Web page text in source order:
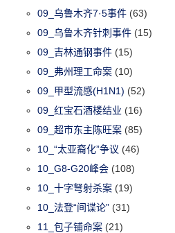
09_乌鲁木齐7·5事件 (63)
09_乌鲁木齐针刺事件 (15)
09_吉林通钢事件 (15)
09_弗州理工命案 (10)
09_甲型流感(H1N1) (52)
09_红宝石酒楼结业 (16)
09_超市东主陈旺案 (85)
10_“太亚裔化”争议 (46)
10_G8-G20峰会 (108)
10_十字弩射杀案 (19)
10_法登“间谍论” (31)
11_包子铺命案 (21)